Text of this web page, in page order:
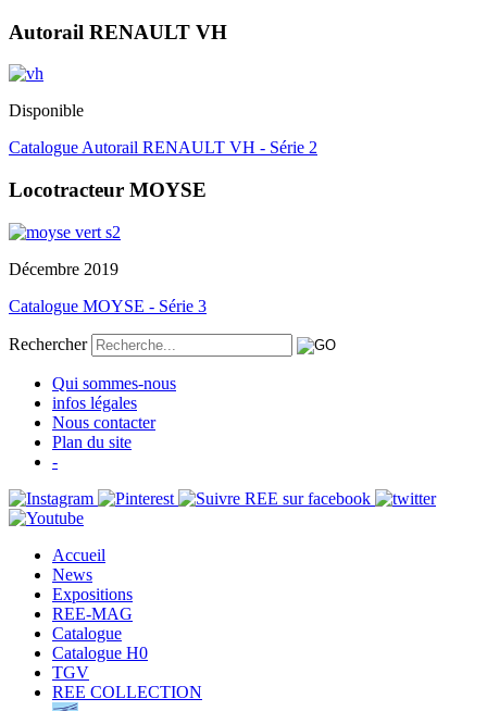
Autorail RENAULT VH
Disponible
Catalogue Autorail RENAULT VH - Série 2
Locotracteur MOYSE
Décembre 2019
Catalogue MOYSE - Série 3
Rechercher
Qui sommes-nous
infos légales
Nous contacter
Plan du site
-
Accueil
News
Expositions
REE-MAG
Catalogue
Catalogue H0
TGV
REE COLLECTION